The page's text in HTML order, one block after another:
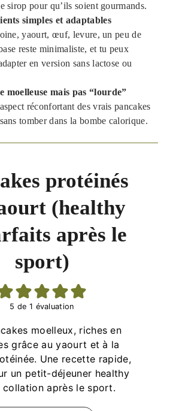
sirop pour qu’ils soient gourmands.
simples et adaptables
yaourt, œuf, levure, un peu de
reste minimaliste, et tu peux
en version sans lactose ou
moelleuse mais pas “lourde”
réconfortant des vrais pancakes
tomber dans la bombe calorique.
protéinés
(healthy
après le
sport)
5 de 1 évaluation
moelleux, riches en
grâce au yaourt et à la
Une recette rapide,
un petit-déjeuner healthy
collation après le sport.